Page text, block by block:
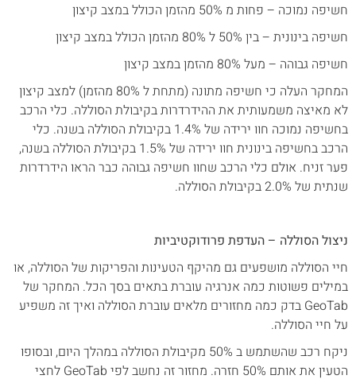
חשיפה נמוכה – פחות מ 50% מהזמן הכולל במצב קיצון
חשיפה בינונית – בין 50% ל 80% מהזמן הכולל במצב קיצון
חשיפה גבוהה – מעל 80% מהזמן במצב קיצון
המחקר העלה כי חשיפה מתונה (מתחת ל 80% מהזמן) למצב קיצון
לא מאיצה משמעותית את ההידרדרות בקיבולת הסוללה. כלי הרכב
בחשיפה נמוכה חוו ירידה של 1.4% בקיבולת הסוללה בשנה. כלי
הרכב בחשיפה בינונית חוו ירידה של 1.5% בקיבולת הסוללה בשנה,
פער זניח. אולם כלי הרכב שחוו חשיפה גבוהה כבר הראו הידרדרות
שנתית של 2.0% בקיבולת הסוללה.
ניצול הסוללה – העדפת פרודוקטיביות
חיי הסוללה מושפעים גם מהיקף הטעינות והפריקות של הסוללה, או
במילים פשוטות כמה אנרגיה עוברת בתאים בסך הכל. המחקר של
GeoTab בדק כמה מחזורים מלאים עוברת הסוללה ואיך זה משפיע
על חיי הסוללה.
ניקח רכב שהשתמש ב 50% מקיבולת הסוללה במהלך היום, ובסופו
הטעין את אותם 50% חזרה. מחזור זה נחשב לפי GeoTab לחצי